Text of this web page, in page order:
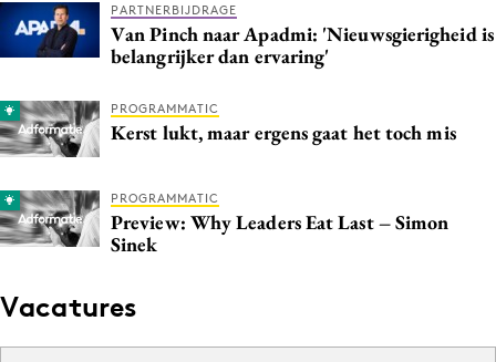
Media
Merkstrategie
Programmatic
Purpose Marketing
Reputatie & crisis
PARTNERBIJDRAGE
Van Pinch naar Apadmi: 'Nieuwsgierigheid is
belangrijker dan ervaring'
PROGRAMMATIC
Kerst lukt, maar ergens gaat het toch mis
PROGRAMMATIC
Preview: Why Leaders Eat Last – Simon
Sinek
Vacatures